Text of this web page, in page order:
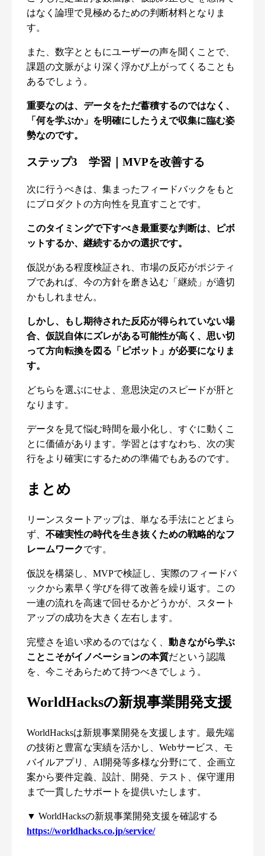
はなく論理で見極めるための判断材料となりま
す。
また、数字とともにユーザーの声を聞くことで、
課題の文脈がより深く浮かび上がってくることも
あるでしょう。
重要なのは、データをただ蓄積するのではなく、
「何を学ぶか」を明確にしたうえで収集に臨む姿
勢なのです。
ステップ3 学習｜MVPを改善する
次に行うべきは、集まったフィードバックをもと
にプロダクトの方向性を見直すことです。
このタイミングで下すべき最重要な判断は、ピボ
ットするか、継続するかの選択です。
仮説がある程度検証され、市場の反応がポジティ
ブであれば、今の方針を磨き込む「継続」が適切
かもしれません。
しかし、もし期待された反応が得られていない場
合、仮説自体にズレがある可能性が高く、思い切
って方向転換を図る「ピボット」が必要になりま
す。
どちらを選ぶにせよ、意思決定のスピードが肝と
なります。
データを見て悩む時間を最小化し、すぐに動くこ
とに価値があります。学習とはすなわち、次の実
行をより確実にするための準備でもあるのです。
まとめ
リーンスタートアップは、単なる手法にとどまら
ず、 不確実性の時代を生き抜くための戦略的なフ
レームワークです。
仮説を構築し、MVPで検証し、実際のフィードバ
ックから素早く学びを得て改善を繰り返す。この
一連の流れを高速で回せるかどうかが、スタート
アップの成功を大きく左右します。
完璧さを追い求めるのではなく、 動きながら学ぶ
ことこそがイノベーションの本質だという認識
を、今こそあらためて持つべきでしょう。
WorldHacksの新規事業開発支援
WorldHacksは新規事業開発を支援します。最先端
の技術と豊富な実績を活かし、Webサービス、モ
バイルアプリ、AI開発等多様な分野にて、企画立
案から要件定義、設計、開発、テスト、保守運用
まで一貫したサポートを提供いたします。
▼ WorldHacksの新規事業開発支援を確認する
https://worldhacks.co.jp/service/